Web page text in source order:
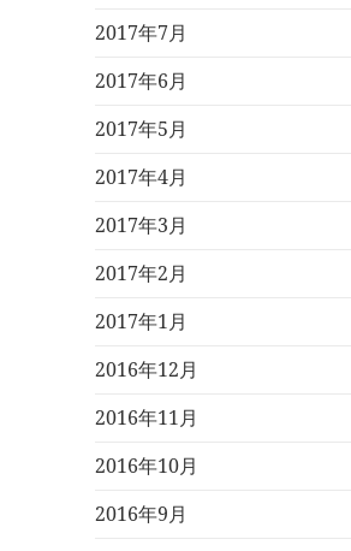
2017年7月
2017年6月
2017年5月
2017年4月
2017年3月
2017年2月
2017年1月
2016年12月
2016年11月
2016年10月
2016年9月